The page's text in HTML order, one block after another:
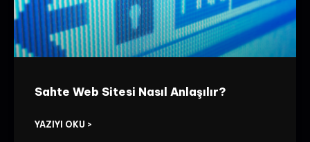
Sahte Web Sitesi Nasıl Anlaşılır?
YAZIYI OKU >